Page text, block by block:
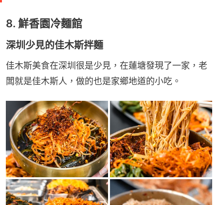
8. 鮮香園冷麵館
深圳少見的佳木斯拌麵
佳木斯美食在深圳很是少見，在蓮塘發現了一家，老
闆就是佳木斯人，做的也是家鄉地道的小吃。